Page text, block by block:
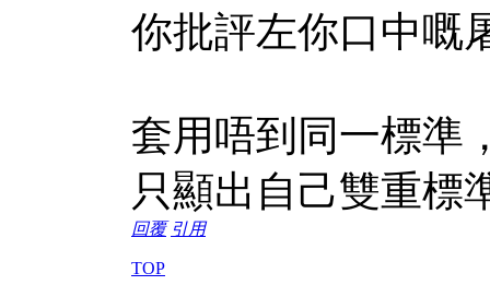
你批評左你口中嘅
套用唔到同一標準
只顯出自己雙重標
回覆 引用
TOP